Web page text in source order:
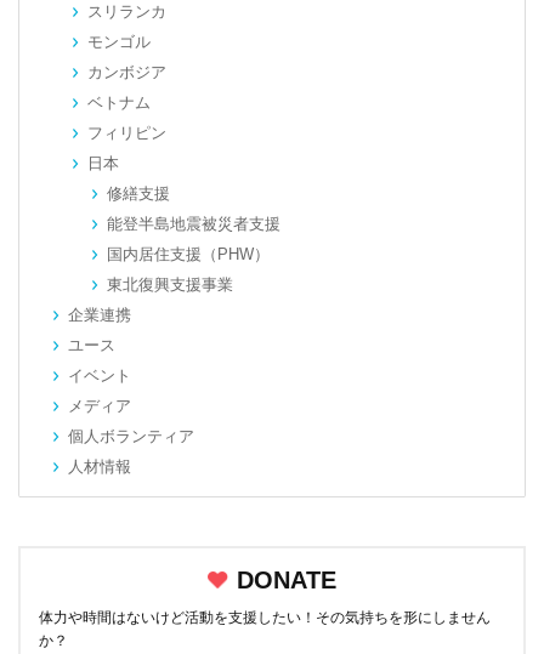
スリランカ
モンゴル
カンボジア
ベトナム
フィリピン
日本
修繕支援
能登半島地震被災者支援
国内居住支援（PHW）
東北復興支援事業
企業連携
ユース
イベント
メディア
個人ボランティア
人材情報
DONATE
体力や時間はないけど活動を支援したい！その気持ちを形にしません
か？